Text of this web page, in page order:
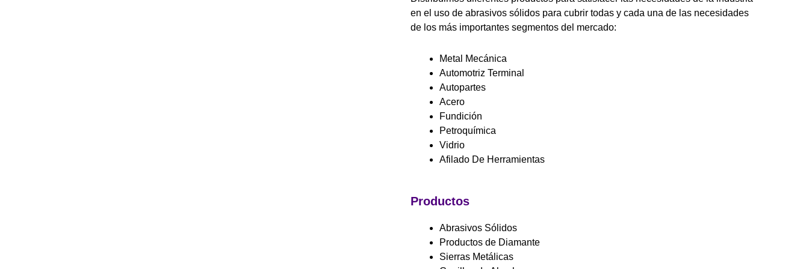
en el uso de abrasivos sólidos para cubrir todas y cada una de las necesidades
de los más importantes segmentos del mercado:
Metal Mecánica
Automotriz Terminal
Autopartes
Acero
Fundición
Petroquímica
Vidrio
Afilado De Herramientas
Productos
Abrasivos Sólidos
Productos de Diamante
Sierras Metálicas